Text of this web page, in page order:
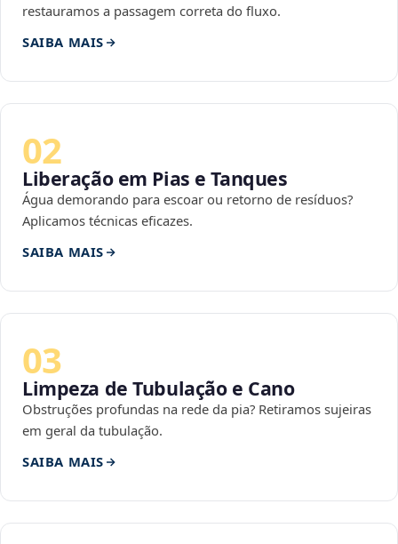
restauramos a passagem correta do fluxo.
SAIBA MAIS
02
Liberação em Pias e Tanques
Água demorando para escoar ou retorno de resíduos?
Aplicamos técnicas eficazes.
SAIBA MAIS
03
Limpeza de Tubulação e Cano
Obstruções profundas na rede da pia? Retiramos sujeiras
em geral da tubulação.
SAIBA MAIS